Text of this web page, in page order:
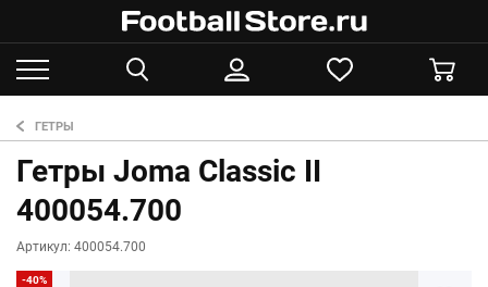
ГЕТРЫ
Гетры Joma Classic II
400054.700
Артикул: 400054.700
-40%